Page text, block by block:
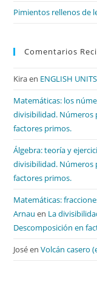
Pimientos rellenos de
Comentarios
Kiraen ENGLISH
Matemáticas: los
divisibilidad. Números
factores primos.
Álgebra: teoría y
divisibilidad. Números
factores primos.
Matemáticas:
Arnau en La
Descomposición en
JoséenVolcán casero